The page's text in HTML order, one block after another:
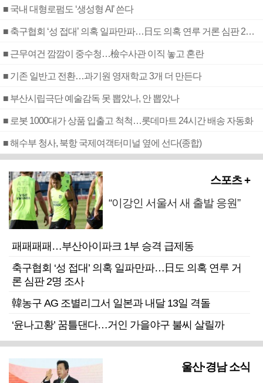
■ 국내 대형로펌도 ‘생성형 AI’ 쓴다
■ 축구협회 ‘성 접대’ 의혹 일파만파…日도 의혹 연루 거론 심판 2명 조사
■ 근무여건 깜깜이 중수청…檢수사관 이직 놓고 혼란
■ 기존 일반고 전환…과기원 영재학교 3개 더 만든다
■ 부산시립극단 예술감독 못 뽑았나, 안 뽑았나
■ 로봇 1000대가 상품 입출고 척척…롯데마트 24시간 배송 자동화
■ 해수부 청사, 북항 국제여객터미널 옆에 선다(종합)
스포츠 +
“이강인 서울서 새 출발 응원”
패패패패…부산아이파크 1부 승격 급제동
축구협회 ‘성 접대’ 의혹 일파만파…日도 의혹 연루 거
론 심판 2명 조사
韓농구 AG 조별리그서 일본과 내달 13일 격돌
‘윤나고황’ 꿈틀댄다…거인 가을야구 불씨 살릴까
울산·경남 소식